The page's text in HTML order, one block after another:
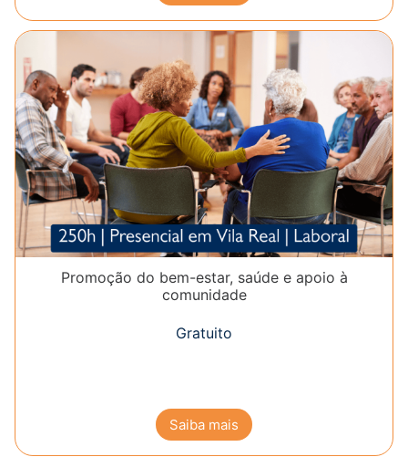
Promoção do bem-estar, saúde e apoio à
comunidade
Gratuito
Saiba mais